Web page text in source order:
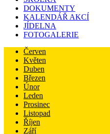
DOKUMENTY
KALENDÁŘ AKCÍ
JÍDELNA
FOTOGALERIE
Červen
Květen
Duben
Březen
Únor
Leden
Prosinec
Listopad
Říjen
Září